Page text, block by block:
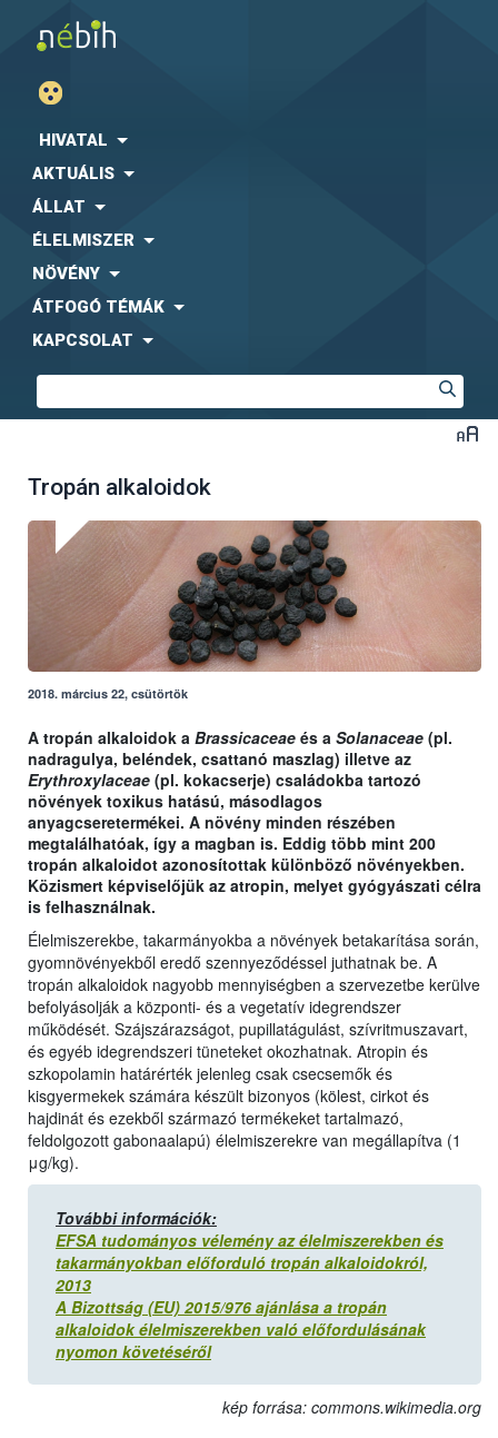
HIVATAL
AKTUÁLIS
ÁLLAT
ÉLELMISZER
NÖVÉNY
ÁTFOGÓ TÉMÁK
KAPCSOLAT
Tropán alkaloidok
2018. március 22, csütörtök
A tropán alkaloidok a Brassicaceae és a Solanaceae (pl.
nadragulya, beléndek, csattanó maszlag) illetve az
Erythroxylaceae (pl. kokacserje) családokba tartozó
növények toxikus hatású, másodlagos
anyagcseretermékei. A növény minden részében
megtalálhatóak, így a magban is. Eddig több mint 200
tropán alkaloidot azonosítottak különböző növényekben.
Közismert képviselőjük az atropin, melyet gyógyászati célra
is felhasználnak.
Élelmiszerekbe, takarmányokba a növények betakarítása során,
gyomnövényekből eredő szennyeződéssel juthatnak be. A
tropán alkaloidok nagyobb mennyiségben a szervezetbe kerülve
befolyásolják a központi- és a vegetatív idegrendszer
működését. Szájszárazságot, pupillatágulást, szívritmuszavart,
és egyéb idegrendszeri tüneteket okozhatnak. Atropin és
szkopolamin határérték jelenleg csak csecsemők és
kisgyermekek számára készült bizonyos (kölest, cirkot és
hajdinát és ezekből származó termékeket tartalmazó,
feldolgozott gabonaalapú) élelmiszerekre van megállapítva (1
μg/kg).
További információk:
EFSA tudományos vélemény az élelmiszerekben és
takarmányokban előforduló tropán alkaloidokról,
2013
A Bizottság (EU) 2015/976 ajánlása a tropán
alkaloidok élelmiszerekben való előfordulásának
nyomon követéséről
kép forrása: commons.wikimedia.org